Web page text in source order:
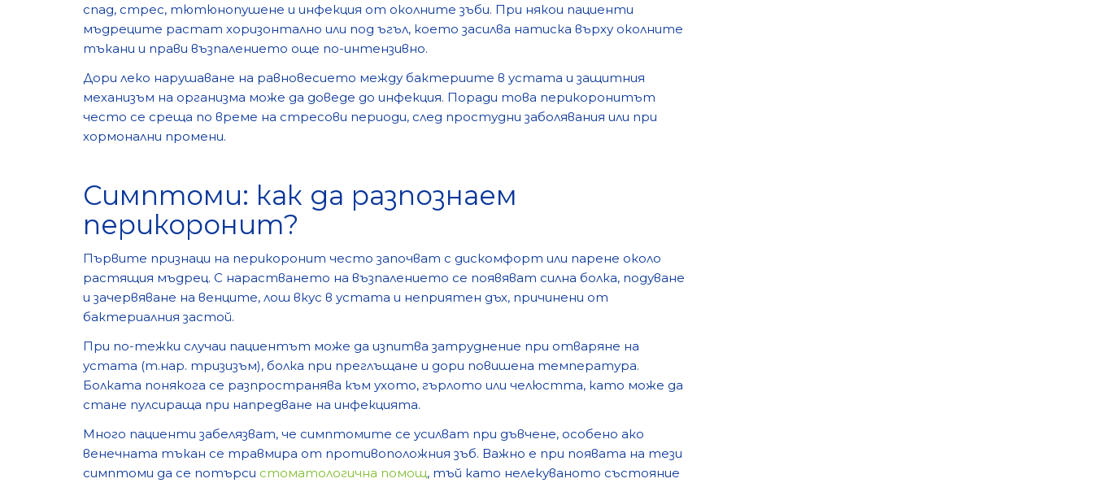
спад, стрес, тютюнопушене и инфекция от околните зъби. При някои пациенти
мъдреците растат хоризонтално или под ъгъл, което засилва натиска върху околните
тъкани и прави възпалението още по-интензивно.
Дори леко нарушаване на равновесието между бактериите в устата и защитния
механизъм на организма може да доведе до инфекция. Поради това перикоронитът
често се среща по време на стресови периоди, след простудни заболявания или при
хормонални промени.
Симптоми: как да разпознаем
перикоронит?
Първите признаци на перикоронит често започват с дискомфорт или парене около
растящия мъдрец. С нарастването на възпалението се появяват силна болка, подуване
и зачервяване на венците, лош вкус в устата и неприятен дъх, причинени от
бактериалния застой.
При по-тежки случаи пациентът може да изпитва затруднение при отваряне на
устата (т.нар. тризизъм), болка при преглъщане и дори повишена температура.
Болката понякога се разпространява към ухото, гърлото или челюстта, като може да
стане пулсираща при напредване на инфекцията.
Много пациенти забелязват, че симптомите се усилват при дъвчене, особено ако
венечната тъкан се травмира от противоположния зъб. Важно е при появата на тези
симптоми да се потърси стоматологична помощ, тъй като нелекуваното състояние